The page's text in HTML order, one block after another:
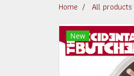
Home All products
New